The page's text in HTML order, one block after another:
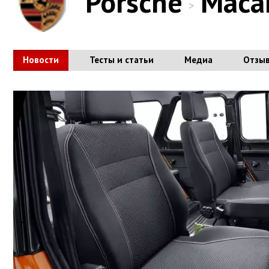
>
Новости Тесты и статьи Медиа